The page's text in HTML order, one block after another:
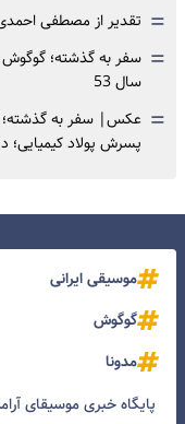
= تقدیر از مصطفی احمدی
=
سال 53
= عکس| سفر به گذشته؛
پسرش پولاد کیمیایی؛
موسیقی ایرانی
گوگوش
مدونا
پایگاه خبری موسیقای